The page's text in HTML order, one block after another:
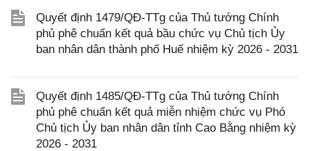
Quyết định 1479/QĐ-TTg của Thủ tướng Chính
phủ phê chuẩn kết quả bầu chức vụ Chủ tịch Ủy
ban nhân dân thành phố Huế nhiệm kỳ 2026 - 2031
Quyết định 1485/QĐ-TTg của Thủ tướng Chính
phủ phê chuẩn kết quả miễn nhiệm chức vụ Phó
Chủ tịch Ủy ban nhân dân tỉnh Cao Bằng nhiệm kỳ
2026 - 2031